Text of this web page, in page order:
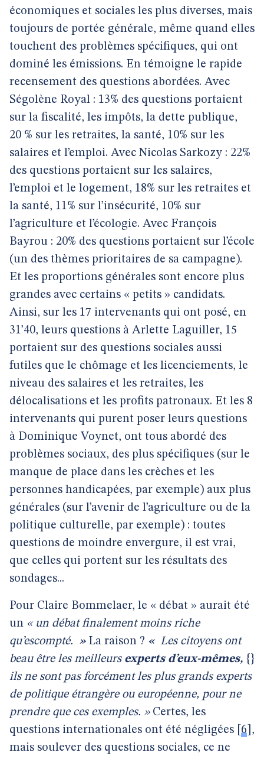
économiques et sociales les plus diverses, mais
toujours de portée générale, même quand elles
touchent des problèmes spécifiques, qui ont
dominé les émissions. En témoigne le rapide
recensement des questions abordées. Avec
Ségolène Royal : 13% des questions portaient
sur la fiscalité, les impôts, la dette publique,
20 % sur les retraites, la santé, 10% sur les
salaires et l’emploi. Avec Nicolas Sarkozy : 22%
des questions portaient sur les salaires,
l’emploi et le logement, 18% sur les retraites et
la santé, 11% sur l’insécurité, 10% sur
l’agriculture et l’écologie. Avec François
Bayrou : 20% des questions portaient sur l’école
(un des thèmes prioritaires de sa campagne).
Et les proportions générales sont encore plus
grandes avec certains « petits » candidats.
Ainsi, sur les 17 intervenants qui ont posé, en
31’40, leurs questions à Arlette Laguiller, 15
portaient sur des questions sociales aussi
futiles que le chômage et les licenciements, le
niveau des salaires et les retraites, les
délocalisations et les profits patronaux. Et les 8
intervenants qui purent poser leurs questions
à Dominique Voynet, ont tous abordé des
problèmes sociaux, des plus spécifiques (sur le
manque de place dans les crèches et les
personnes handicapées, par exemple) aux plus
générales (sur l’avenir de l’agriculture ou de la
politique culturelle, par exemple) : toutes
questions de moindre envergure, il est vrai,
que celles qui portent sur les résultats des
sondages...
Pour Claire Bommelaer, le « débat » aurait été
un « un débat finalement moins riche
qu’escompté. » La raison ? « Les citoyens ont
beau être les meilleurs experts d’eux-mêmes, {}
ils ne sont pas forcément les plus grands experts
de politique étrangère ou européenne, pour ne
prendre que ces exemples. » Certes, les
questions internationales ont été négligées 6 ,
mais soulever des questions sociales, ce ne